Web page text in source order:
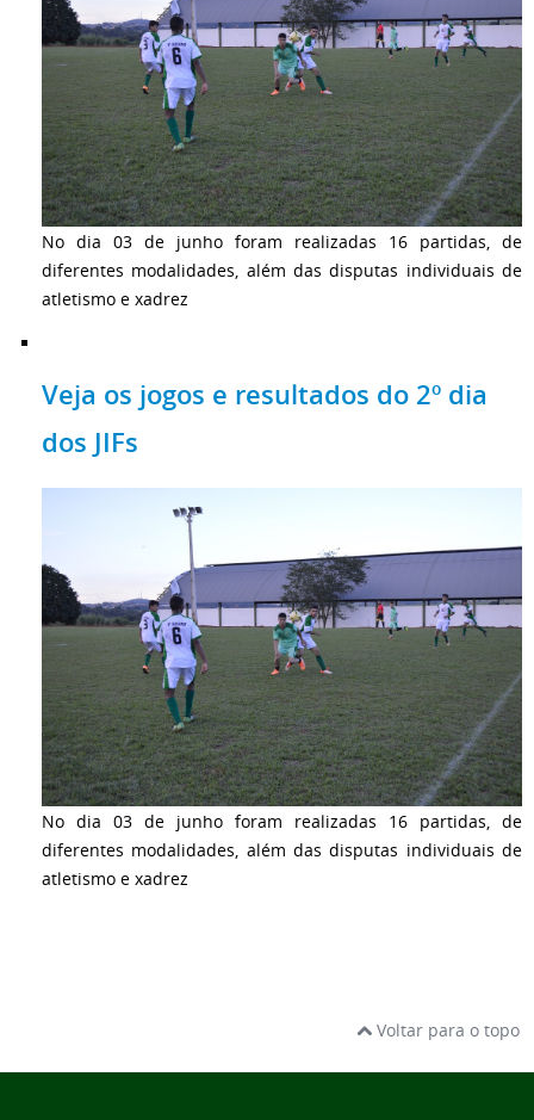
No dia 03 de junho foram realizadas 16 partidas, de
diferentes modalidades, além das disputas individuais de
atletismo e xadrez
Veja os jogos e resultados do 2º dia
dos JIFs
No dia 03 de junho foram realizadas 16 partidas, de
diferentes modalidades, além das disputas individuais de
atletismo e xadrez
Voltar para o topo